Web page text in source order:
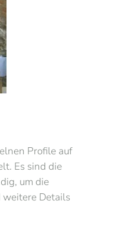
Profile auf
Es sind die
um die
weitere Details